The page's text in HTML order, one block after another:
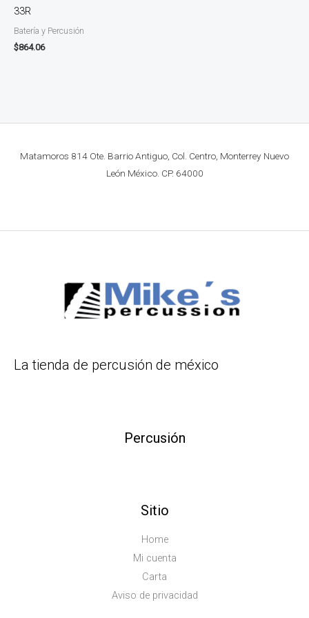
33R
Batería y Percusión
$864.06
Matamoros 814 Ote. Barrio Antiguo, Col. Centro, Monterrey Nuevo
León México. CP. 64000
La tienda de percusión de méxico
Percusión
Sitio
Home
Mi cuenta
Carta
Aviso de privacidad